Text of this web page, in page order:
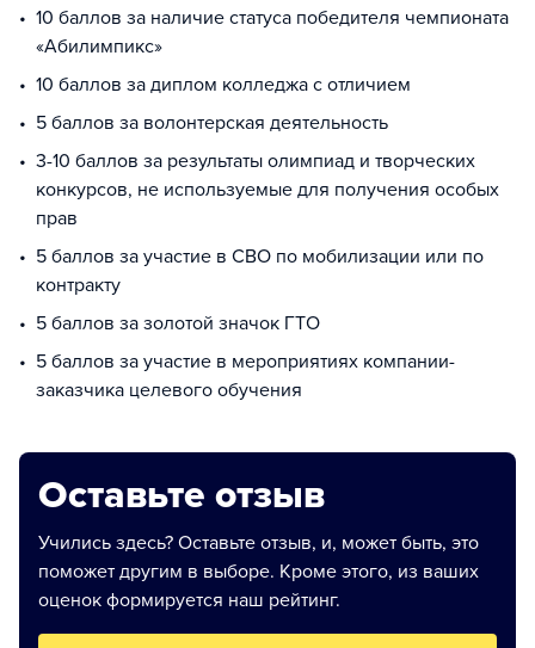
10 баллов за наличие статуса победителя чемпионата
«Абилимпикс»
10 баллов за диплом колледжа с отличием
5 баллов за волонтерская деятельность
3-10 баллов за результаты олимпиад и творческих
конкурсов, не используемые для получения особых
прав
5 баллов за участие в СВО по мобилизации или по
контракту
5 баллов за золотой значок ГТО
5 баллов за участие в мероприятиях компании-
заказчика целевого обучения
Оставьте отзыв
Учились здесь? Оставьте отзыв, и, может быть, это
поможет другим в выборе. Кроме этого, из ваших
оценок формируется наш рейтинг.